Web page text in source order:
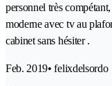
personnel très
moderne avec tv au
cabinet sans hésiter .
Feb. 2019• felixdelsordo